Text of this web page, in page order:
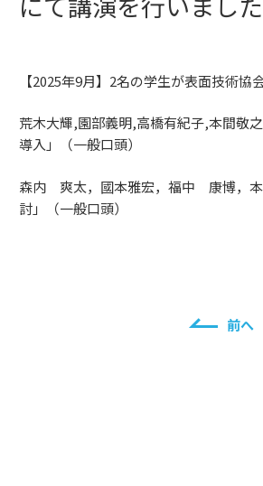
【2025年9月】2名の学生が表面技術
荒木大輝,園部義明,高橋有紀子,本間敬
導入」（一般口頭）
森内 爽太，國本雅宏，福中 康博，
討」（一般口頭）
前へ